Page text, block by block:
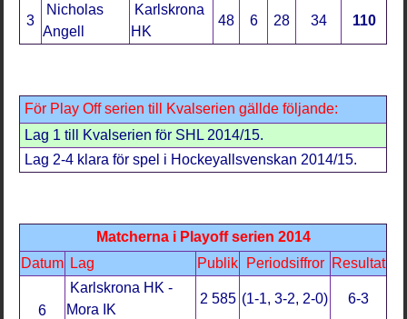
3
Nicholas
Angell
Karlskrona
HK
48 6 28 34 110
För Play Off serien till Kvalserien gällde följande:
Lag 1 till Kvalserien för SHL 2014/15.
Lag 2-4 klara för spel i Hockeyallsvenskan 2014/15.
Matcherna i Playoff serien 2014
Datum Lag Publik Periodsiffror Resultat
6
Karlskrona HK -
Mora IK
2 585 (1-1, 3-2, 2-0) 6-3